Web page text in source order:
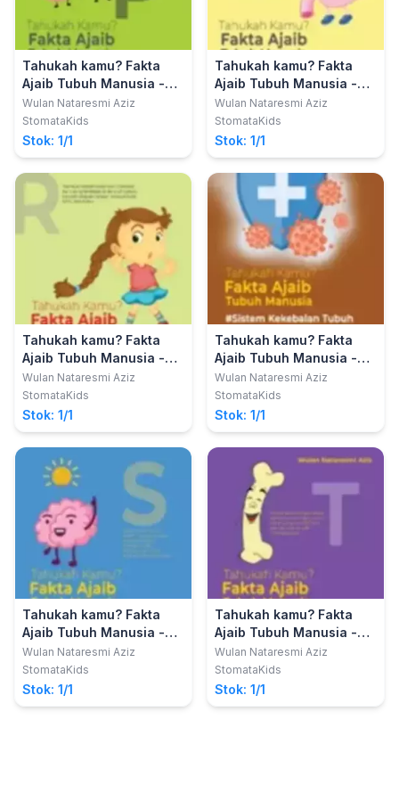
Tahukah kamu? Fakta
Ajaib Tubuh Manusia -
Paru-paru
Wulan Nataresmi Aziz
StomataKids
Stok: 1/1
Tahukah kamu? Fakta
Ajaib Tubuh Manusia -
Pencernaan
Wulan Nataresmi Aziz
StomataKids
Stok: 1/1
Tahukah kamu? Fakta
Ajaib Tubuh Manusia -
Rambut, Kulit & Kuku
Wulan Nataresmi Aziz
StomataKids
Stok: 1/1
Tahukah kamu? Fakta
Ajaib Tubuh Manusia -
Sistem Kekebalan Tubuh
Wulan Nataresmi Aziz
StomataKids
Stok: 1/1
Tahukah kamu? Fakta
Ajaib Tubuh Manusia -
Sistem Saraf
Wulan Nataresmi Aziz
StomataKids
Stok: 1/1
Tahukah kamu? Fakta
Ajaib Tubuh Manusia -
Tulang, Otot & Sendi
Wulan Nataresmi Aziz
StomataKids
Stok: 1/1